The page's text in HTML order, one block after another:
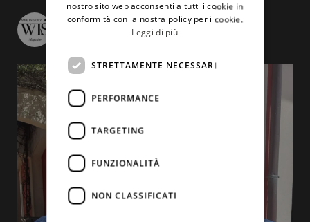
nostro sito web acconsenti a tutti i cookie in
conformità con la nostra policy per i cookie.
Leggi di più
STRETTAMENTE NECESSARI
PERFORMANCE
TARGETING
FUNZIONALITÀ
NON CLASSIFICATI